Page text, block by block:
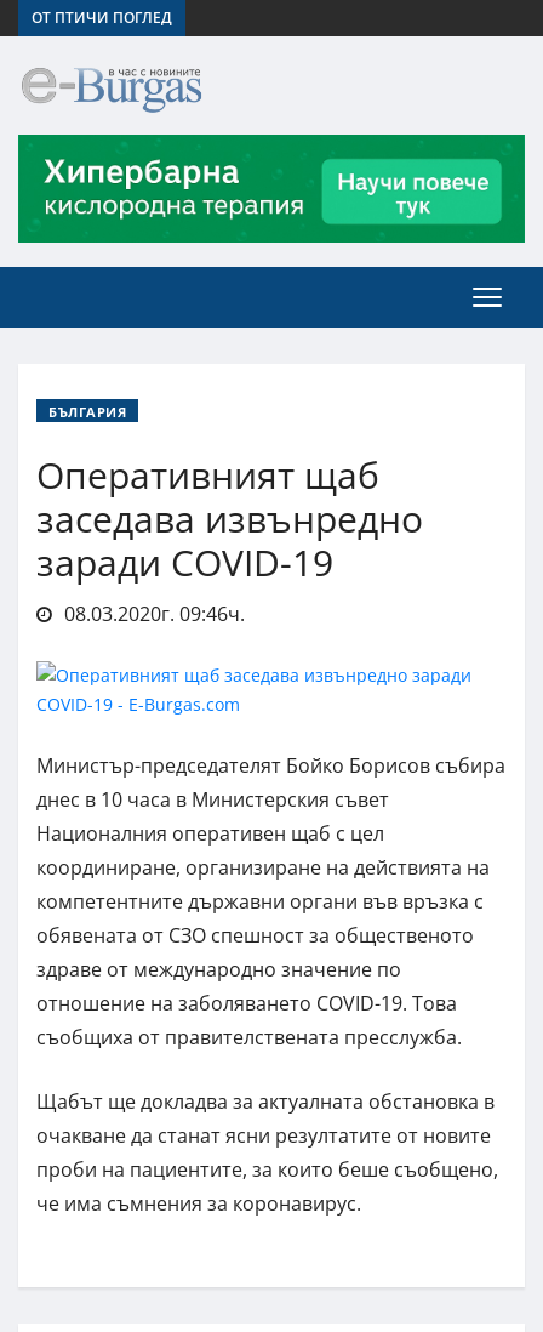
ОТ ПТИЧИ ПОГЛЕД
БЪЛГАРИЯ
Оперативният щаб
заседава извънредно
заради COVID-19
08.03.2020г. 09:46ч.
Министър-председателят Бойко Борисов събира
днес в 10 часа в Министерския съвет
Националния оперативен щаб с цел
координиране, организиране на действията на
компетентните държавни органи във връзка с
обявената от СЗО спешност за общественото
здраве от международно значение по
отношение на заболяването COVID-19. Това
съобщиха от правителствената пресслужба.
Щабът ще докладва за актуалната обстановка в
очакване да станат ясни резултатите от новите
проби на пациентите, за които беше съобщено,
че има съмнения за коронавирус.